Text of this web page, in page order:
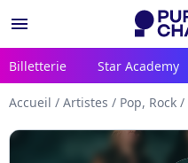
menu
Billetterie Star Academy
Accueil / Artistes / Pop, Rock /